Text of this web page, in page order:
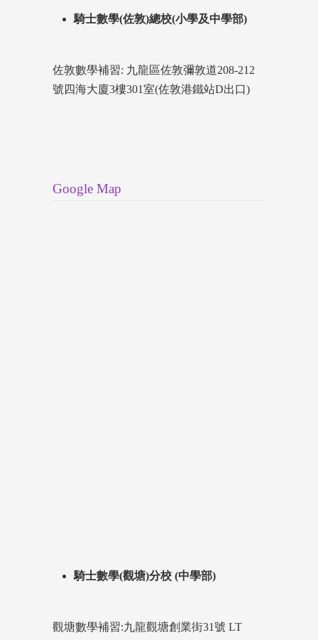
騎士數學(佐敦)總校(小學及中學部)
佐敦數學補習: 九龍區佐敦彌敦道208-212
號四海大廈3樓301室(佐敦港鐵站D出口)
Google Map
騎士數學(觀塘)分校 (中學部)
觀塘數學補習:九龍觀塘創業街31號 LT